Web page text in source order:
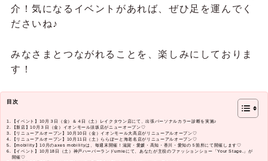
介！気になるイベントがあれば、ぜひ足を運んでく
ださいね♪
みなさまとつながれることを、楽しみにしておりま
す！
目次
【イベント】10月３日（金）＆４日（土）レイクタウン店にて、出張パーソナルカラー診断を実施♪
【新店】10月３日（金）イオンモール須坂店がニューオープン♡
【リニューアルオープン】10月10日（金）イオンモール大高店がリニューアルオープン♡
【リニューアルオープン】10月11日（土）ららぽーと海老名店がリニューアルオープン♡
【mobility】10月のaxes mobilityは、毎週末開催！滋賀・愛媛・高知・香川・愛知の５箇所にて開催します♡
【イベント】10月18日（土）神戸ハーバーランドumieにて、あなたが主役のファッションショー「Your Stage.」が
開催♡